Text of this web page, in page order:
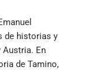
de historias y
Austria. En
de Tamino,